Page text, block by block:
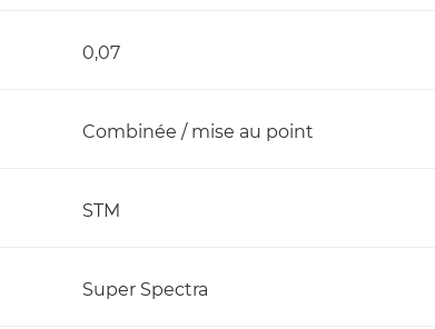
0,07
Combinée / mise au point
STM
Super Spectra